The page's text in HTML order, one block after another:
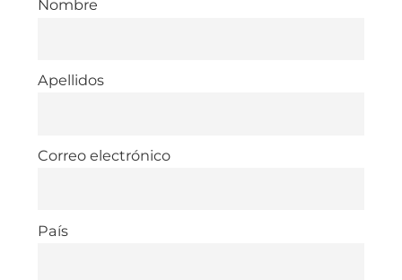
Nombre
Apellidos
Correo electrónico
País